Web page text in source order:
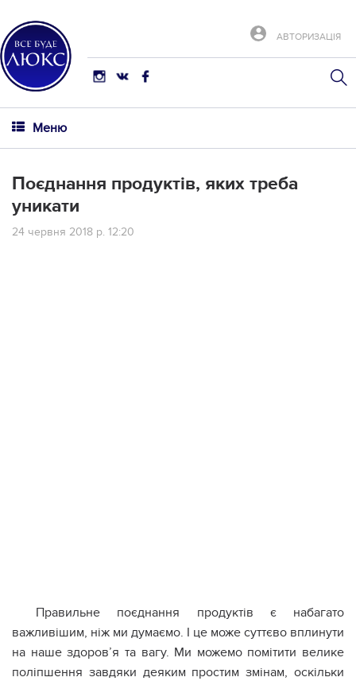
АВТОРИЗАЦІЯ
Меню
Поєднання продуктів, яких треба
уникати
24 червня 2018 р. 12:20
Правильне поєднання продуктів є набагато
важливішим, ніж ми думаємо. І це може суттєво вплинути
на наше здоров’я та вагу. Ми можемо помітити велике
поліпшення завдяки деяким простим змінам, оскільки